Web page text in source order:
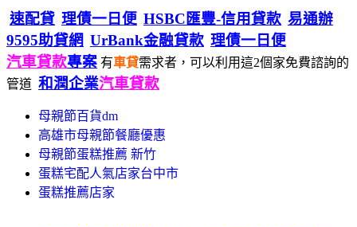
速配貸 理債一日便 HSBC匯豐-信用貸款 易通辦
9595助貸網 UrBank金融貸款 理債一日便
汽車貸款專案 有車貸需求者，可以利用這2個家免費諮詢的
管道 和潤企業汽車貸款
母親節百貨dm
高雄市母親節餐廳優惠
母親節蛋糕推薦 新竹
蛋糕宅配人氣店家台中市
蛋糕推薦店家